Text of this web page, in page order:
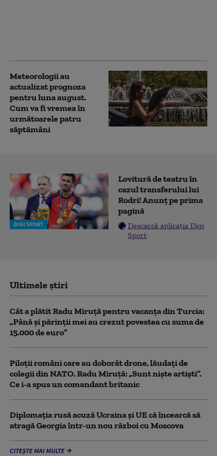
Meteorologii au
actualizat prognoza
pentru luna august.
Cum va fi vremea în
următoarele patru
săptămâni
DIGI SPORT
Lovitură de teatru în
cazul transferului lui
Rodri! Anunț pe prima
pagină
Descarcă aplicația Digi
Sport
Ultimele știri
Cât a plătit Radu Miruță pentru vacanța din Turcia:
„Până și părinții mei au crezut povestea cu suma de
15.000 de euro”
Piloții români care au doborât drone, lăudați de
colegii din NATO. Radu Miruță: „Sunt niște artiști”.
Ce i-a spus un comandant britanic
Diplomaţia rusă acuză Ucraina şi UE că încearcă să
atragă Georgia într-un nou război cu Moscova
CITEȘTE MAI MULTE